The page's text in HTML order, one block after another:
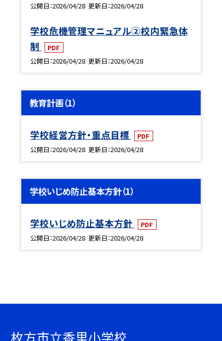
公開日 2026/04/28 更新日 2026/04/28
学校危機管理マニュアル②校内緊急体
制
PDF
公開日 2026/04/28 更新日 2026/04/28
教育計画（1）
学校経営方針・重点目標
PDF
公開日 2026/04/28 更新日 2026/04/28
学校いじめ防止基本方針（1）
学校いじめ防止基本方針
PDF
公開日 2026/04/28 更新日 2026/04/28
枚方市立香里小学校